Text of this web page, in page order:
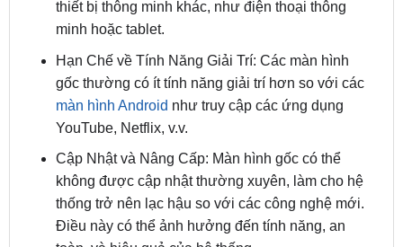
Hạn Chế về Tính Năng Giải Trí: Các màn hình
gốc thường có ít tính năng giải trí hơn so với các
màn hình Android như truy cập các ứng dụng
YouTube, Netflix, v.v.
Cập Nhật và Nâng Cấp: Màn hình gốc có thể
không được cập nhật thường xuyên, làm cho hệ
thống trở nên lạc hậu so với các công nghệ mới.
Điều này có thể ảnh hưởng đến tính năng, an
toàn, và hiệu quả của hệ thống.
Khả Năng Tương Thích: Một số màn hình zin có